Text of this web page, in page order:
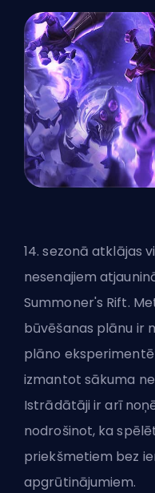
14. sezonā atklājas
nesenajiem
Summoner's Rift.
būvēšanas plānu ir
plāno
izmantot sākuma
Istrādātāji ir arī
nodrošinot, ka
priekšmetiem bez
apgrūtinājumiem.